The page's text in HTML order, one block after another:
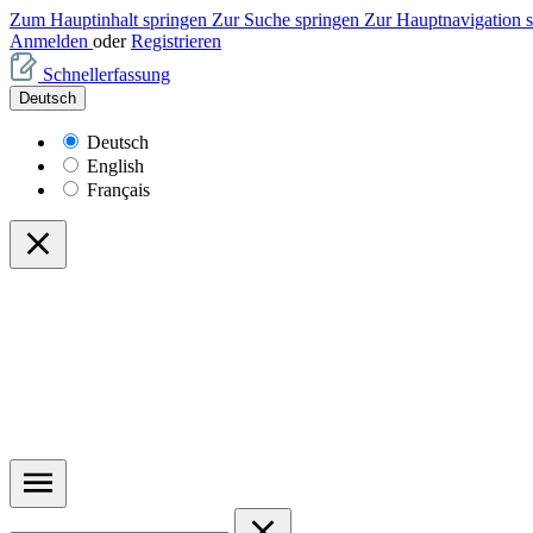
Zum Hauptinhalt springen Zur Suche springen Zur Hauptnavigation
Anmelden oder Registrieren
Schnellerfassung
Deutsch
Deutsch
English
Français